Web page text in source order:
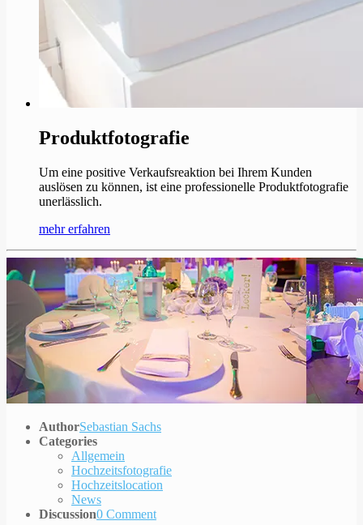
Produktfotografie
Um eine positive Verkaufsreaktion bei Ihrem Kunden
auslösen zu können, ist eine professionelle Produktfotografie
unerlässlich.
mehr erfahren
AuthorSebastian Sachs
Categories
Allgemein
Hochzeitsfotografie
Hochzeitslocation
News
Discussion0 Comment